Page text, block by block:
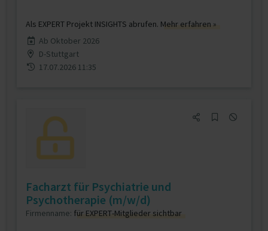
Als EXPERT Projekt INSIGHTS abrufen. Mehr erfahren »
Ab Oktober 2026
D-Stuttgart
17.07.2026 11:35
Facharzt für Psychiatrie und
Psychotherapie (m/w/d)
Firmenname: für EXPERT-Mitglieder sichtbar